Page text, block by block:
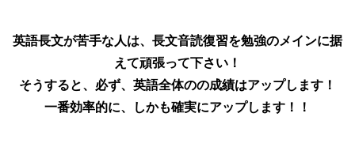
英語長文が苦手な人は、長文音読復習を勉強のメインに据
えて頑張って下さい！
そうすると、必ず、英語全体のの成績はアップします！
一番効率的に、しかも確実にアップします！！